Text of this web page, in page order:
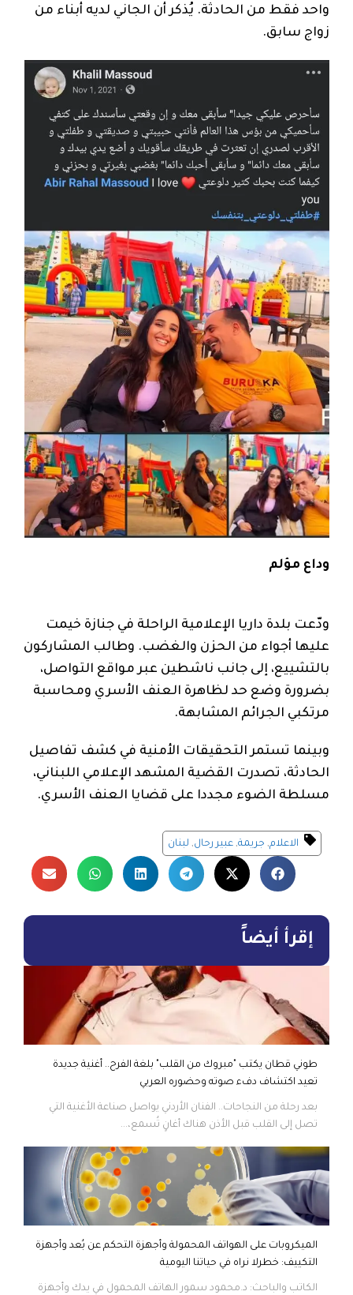
واحد فقط من الحادثة. يُذكر أن الجاني لديه أبناء من
زواج سابق.
وداع مؤلم
ودّعت بلدة داريا الإعلامية الراحلة في جنازة خيمت
عليها أجواء من الحزن والغضب. وطالب المشاركون
بالتشييع، إلى جانب ناشطين عبر مواقع التواصل،
بضرورة وضع حد لظاهرة العنف الأسري ومحاسبة
مرتكبي الجرائم المشابهة.
وبينما تستمر التحقيقات الأمنية في كشف تفاصيل
الحادثة، تصدرت القضية المشهد الإعلامي اللبناني،
مسلطة الضوء مجددا على قضايا العنف الأسري.
الاعلام, جريمة, عبير رحال, لبنان
إقرأ أيضاً
طوني قطان يكتب "مبروك من القلب" بلغة الفرح.. أغنية جديدة
تعيد اكتشاف دفء صوته وحضوره العربي
بعد رحلة من النجاحات.. الفنان الأردني يواصل صناعة الأغنية التي
تصل إلى القلب قبل الأذن هناك أغانٍ تُسمع،...
الميكروبات على الهواتف المحمولة وأجهزة التحكم عن بُعد وأجهزة
التكييف: خطرلا نراه في حياتنا اليومية
الكاتب والباحث: د.محمود سمور الهاتف المحمول في يدك وأجهزة